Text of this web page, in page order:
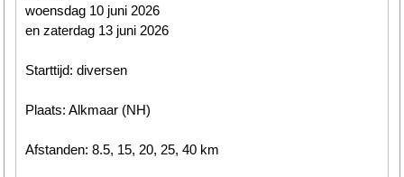
woensdag 10 juni 2026
en zaterdag 13 juni 2026
Starttijd: diversen
Plaats: Alkmaar (NH)
Afstanden: 8.5, 15, 20, 25, 40 km